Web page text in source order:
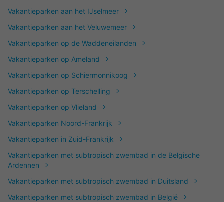
Vakantieparken aan het IJselmeer
Vakantieparken aan het Veluwemeer
Vakantieparken op de Waddeneilanden
Vakantieparken op Ameland
Vakantieparken op Schiermonnikoog
Vakantieparken op Terschelling
Vakantieparken op Vlieland
Vakantieparken Noord-Frankrijk
Vakantieparken in Zuid-Frankrijk
Vakantieparken met subtropisch zwembad in de Belgische
Ardennen
Vakantieparken met subtropisch zwembad in Duitsland
Vakantieparken met subtropisch zwembad in België